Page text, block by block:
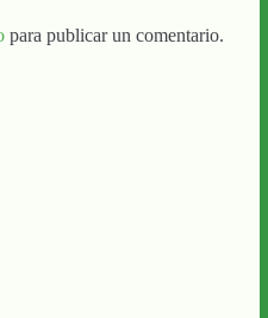
para publicar un comentario.